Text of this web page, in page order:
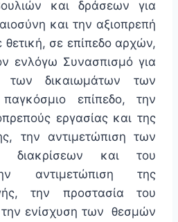
και δράσεων για
και την αξιοπρεπή
σε επίπεδο αρχών,
ενλόγω Συνασπισμό για
δικαιωμάτων των
επίπεδο, την
εργασίας και της
την αντιμετώπιση των
διακρίσεων και του
αντιμετώπιση της
την προστασία του
την ενίσχυση των θεσμών